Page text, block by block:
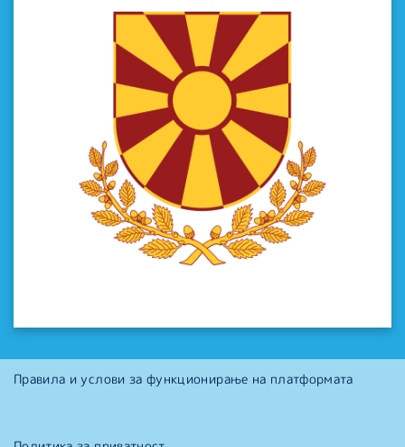
Правила и услови за функционирање на платформата